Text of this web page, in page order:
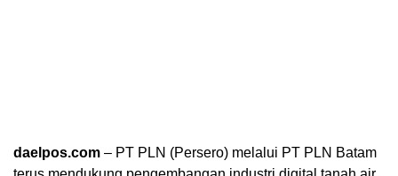
daelpos.com – PT PLN (Persero) melalui PT PLN Batam